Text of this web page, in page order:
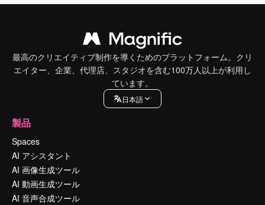
最高のクリエイティブ制作を導くためのプラットフォーム。クリ
エイター、企業、代理店、スタジオを含む100万人以上が利用し
ています。
日本語
製品
Spaces
AI アシスタント
AI 画像生成ツール
AI 動画生成ツール
AI 音声合成ツール